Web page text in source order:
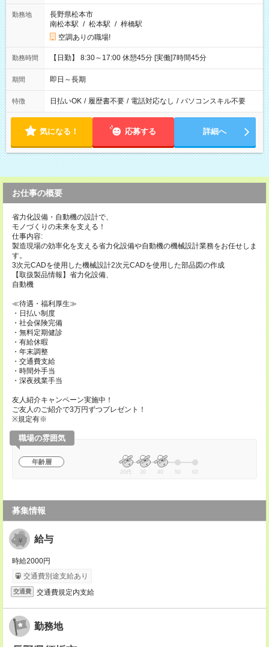
勤務地
長野県松本市
南松本駅 / 松本駅 / 梓橋駅
空調ありの職場!
勤務時間 【日勤】 8:30～17:00 休憩45分 [実働]7時間45分
期間 即日～長期
特徴 日払いOK / 履歴書不要 / 電話対応なし / パソコンスキル不要
気になる！ 応募する 詳細へ
お仕事の概要
省力化設備・自動機の設計で、
モノづくりの未来を支える！
仕事内容:
製造現場の効率化を支える省力化設備や自動機の機械設計業務をお任せしま
す。
3次元CADを使用した機械設計2次元CADを使用した部品図の作成
【取扱製品情報】省力化設備、
自動機
≪待遇・福利厚生≫
・日払い制度
・社会保険完備
・無料定期健診
・有給休暇
・年末調整
・交通費支給
・時間外手当
・深夜残業手当
友人紹介キャンペーン実施中！
ご友人のご紹介で3万円ずつプレゼント！
※規定有※
職場の雰囲気
年齢層
20代 30 40 50 60
募集情報
給与
時給2000円
交通費別途支給あり
交通費 交通費規定内支給
勤務地